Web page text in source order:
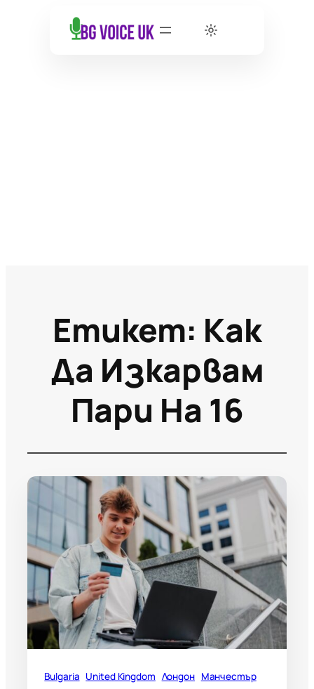
Етикет: Как
Да Изкарвам
Пари На 16
Bulgaria United Kingdom Лондон Манчестър